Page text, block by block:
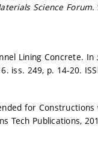
Science Forum.
Lining Concrete. In
iss. 249, p. 14-20.
for
Tech Publications,